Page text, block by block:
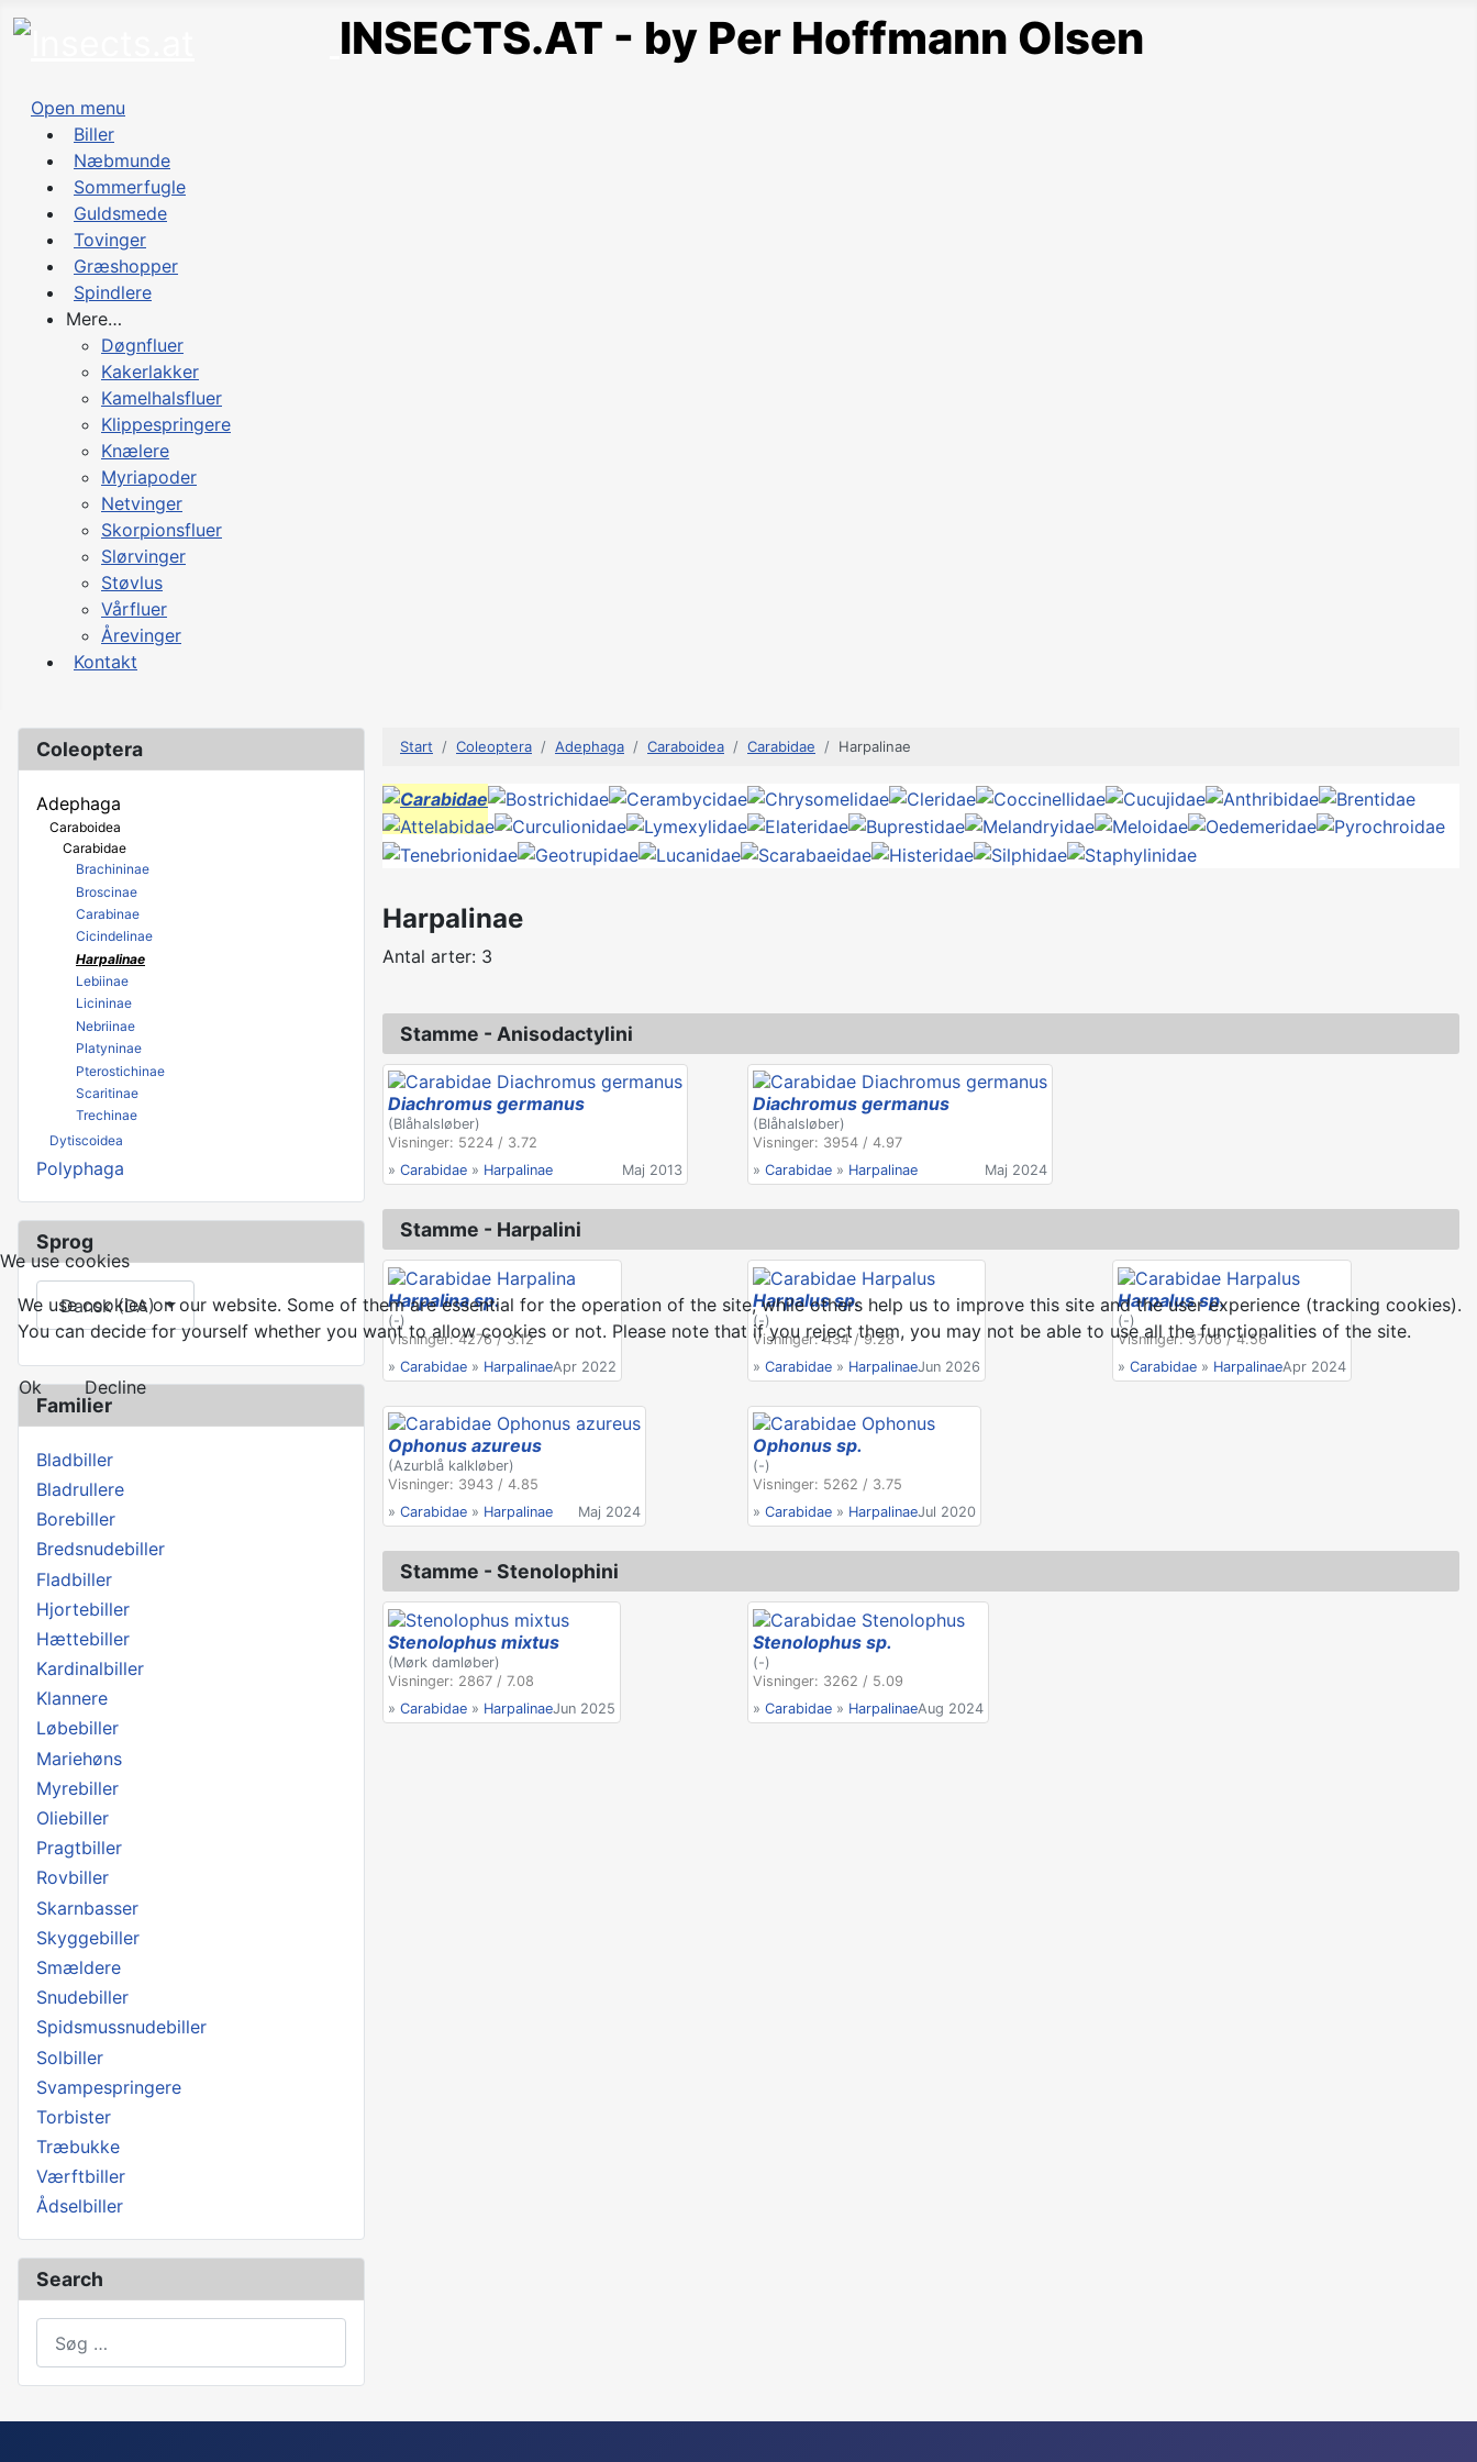
INSECTS.AT - by Per Hoffmann Olsen
Open menu
Biller
Næbmunde
Sommerfugle
Guldsmede
Tovinger
Græshopper
Spindlere
Mere…
Døgnfluer
Kakerlakker
Kamelhalsfluer
Klippespringere
Knælere
Myriapoder
Netvinger
Skorpionsfluer
Slørvinger
Støvlus
Vårfluer
Årevinger
Kontakt
Coleoptera
Adephaga
Caraboidea
Carabidae
Brachininae
Broscinae
Carabinae
Cicindelinae
Harpalinae
Lebiinae
Licininae
Nebriinae
Platyninae
Pterostichinae
Scaritinae
Trechinae
Dytiscoidea
Polyphaga
Sprog
Vælg dit sprog
Dansk (DA)
Familier
Bladbiller
Bladrullere
Borebiller
Bredsnudebiller
Fladbiller
Hjortebiller
Hættebiller
Kardinalbiller
Klannere
Løbebiller
Mariehøns
Myrebiller
Oliebiller
Pragtbiller
Rovbiller
Skarnbasser
Skyggebiller
Smældere
Snudebiller
Spidsmussnudebiller
Solbiller
Svampespringere
Torbister
Træbukke
Værftbiller
Ådselbiller
Search
Start Coleoptera Adephaga Caraboidea Carabidae Harpalinae
Harpalinae
Antal arter: 3
Stamme - Anisodactylini
Diachromus germanus
(Blåhalsløber)
Visninger: 5224 / 3.72
» Carabidae » Harpalinae Maj 2013
Diachromus germanus
(Blåhalsløber)
Visninger: 3954 / 4.97
» Carabidae » Harpalinae Maj 2024
Stamme - Harpalini
Harpalina sp.
(-)
Visninger: 4276 / 3.12
» Carabidae » HarpalinaeApr 2022
Harpalus sp.
(-)
Visninger: 434 / 9.28
» Carabidae » HarpalinaeJun 2026
Harpalus sp.
(-)
Visninger: 3706 / 4.56
» Carabidae » HarpalinaeApr 2024
Ophonus azureus
(Azurblå kalkløber)
Visninger: 3943 / 4.85
» Carabidae » Harpalinae Maj 2024
Ophonus sp.
(-)
Visninger: 5262 / 3.75
» Carabidae » HarpalinaeJul 2020
Stamme - Stenolophini
Stenolophus mixtus
(Mørk damløber)
Visninger: 2867 / 7.08
» Carabidae » HarpalinaeJun 2025
Stenolophus sp.
(-)
Visninger: 3262 / 5.09
» Carabidae » HarpalinaeAug 2024
We use cookies
We use cookies on our website. Some of them are essential for the operation of the site, while others help us to improve this site and the user experience (tracking cookies).
You can decide for yourself whether you want to allow cookies or not. Please note that if you reject them, you may not be able to use all the functionalities of the site.
Ok Decline